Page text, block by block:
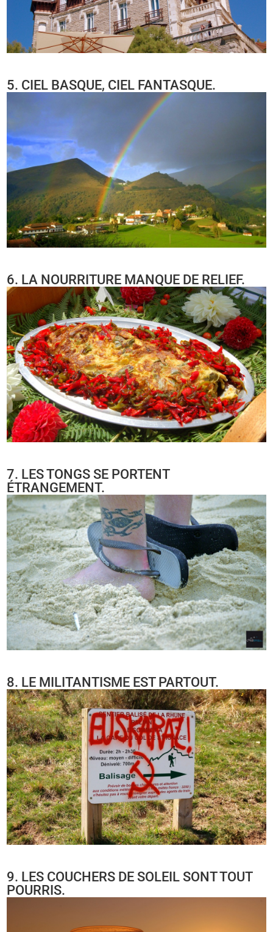
5. CIEL BASQUE, CIEL FANTASQUE.
6. LA NOURRITURE MANQUE DE RELIEF.
7. LES TONGS SE PORTENT
ÉTRANGEMENT.
8. LE MILITANTISME EST PARTOUT.
9. LES COUCHERS DE SOLEIL SONT TOUT
POURRIS.